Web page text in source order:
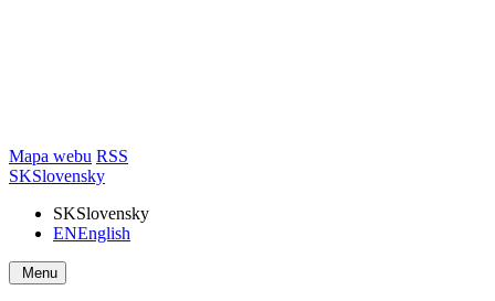
Mapa webu RSS
SKSlovensky
SKSlovensky
ENEnglish
Menu